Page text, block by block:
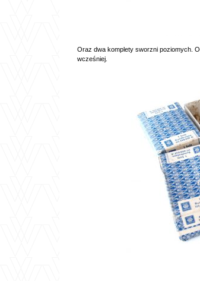
Oraz dwa komplety sworzni poziomych.
wcześniej.